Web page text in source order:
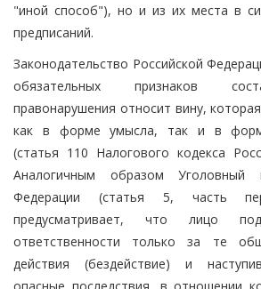
"иной способ"), но и из их места в
предписаний.
Законодательство Российской
обязательных признаков
правонарушения относит вину,
как в форме умысла, так и в
(статья 110 Налогового кодекса
Аналогичным образом Уголовный
Федерации (статья 5, часть
предусматривает, что лицо
ответственности только за те
действия (бездействие) и